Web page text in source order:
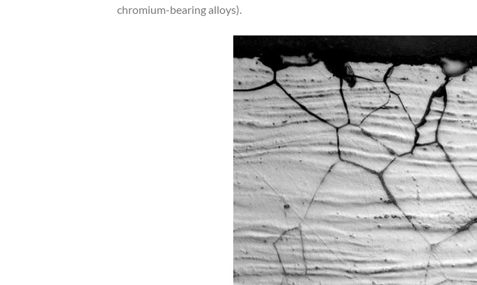
chromium-bearing alloys).